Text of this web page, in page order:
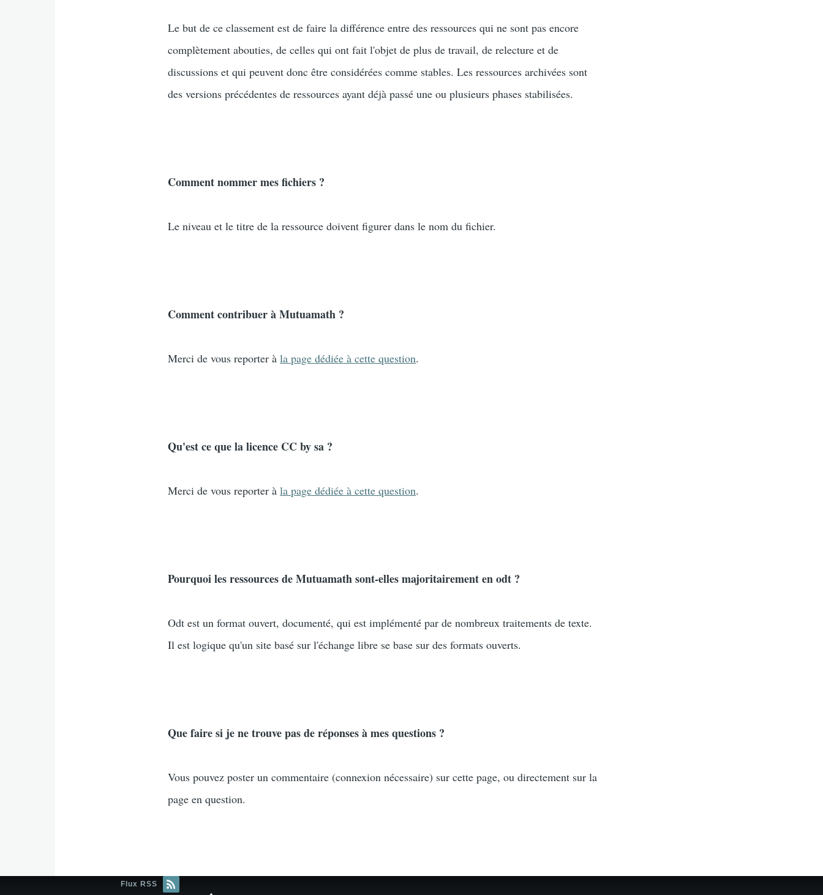
Le but de ce classement est de faire la différence entre des ressources qui ne sont pas encore
complètement abouties, de celles qui ont fait l'objet de plus de travail, de relecture et de
discussions et qui peuvent donc être considérées comme stables. Les ressources archivées sont
des versions précédentes de ressources ayant déjà passé une ou plusieurs phases stabilisées.
Comment nommer mes fichiers ?
Le niveau et le titre de la ressource doivent figurer dans le nom du fichier.
Comment contribuer à Mutuamath ?
Merci de vous reporter àla page dédiée à cette question.
Qu'est ce que la licence CC by sa ?
Merci de vous reporter àla page dédiée à cette question.
Pourquoi les ressources de Mutuamath sont-elles majoritairement en odt ?
Odt est un format ouvert, documenté, qui est implémenté par de nombreux traitements de texte.
Il est logique qu'un site basé sur l'échange libre se base sur des formats ouverts.
Que faire si je ne trouve pas de réponses à mes questions ?
Vous pouvez poster un commentaire (connexion nécessaire) sur cette page, ou directement sur la
page en question.
Flux RSS